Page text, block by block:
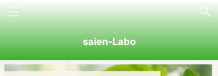
saien-Labo